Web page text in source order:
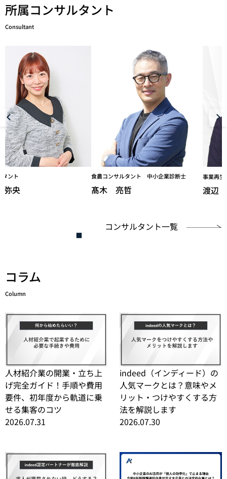
所属コンサルタント
Consultant
ント 中小企業診断士 事業再生コンサルタント 中小企業診断士
渡辺 義明
DXコンサル
岩本 秀
コンサルタント一覧
コラム
Column
人材紹介業の開業・立ち上
げ完全ガイド！手順や費用
要件、初年度から軌道に乗
せる集客のコツ
2026.07.31
indeed（インディード）の
人気マークとは？意味やメ
リット・つけやすくする方
法を解説します
2026.07.30